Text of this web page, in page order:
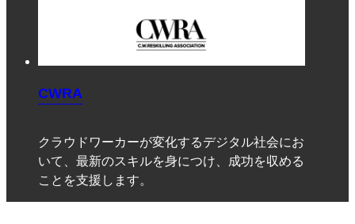
CWRA
クラウドワーカーが変化するデジタル社会にお
いて、最新のスキルを身につけ、成功を収める
ことを支援します。